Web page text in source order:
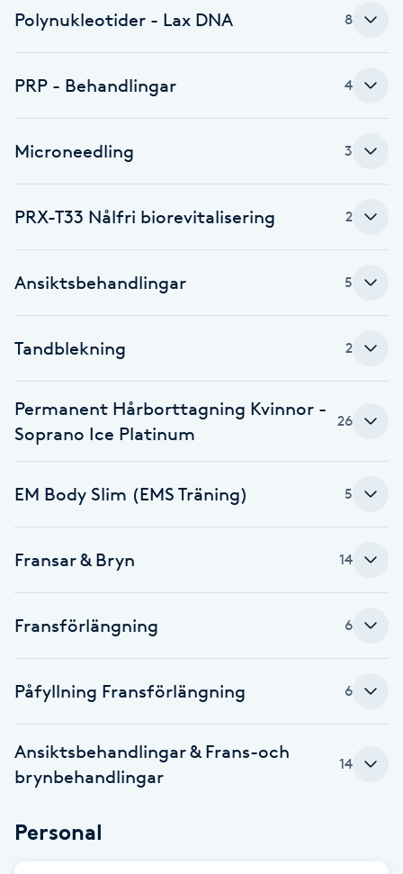
Ny frisyr
Olaplex
Ombre
Ombre naglar
Optiker
Ortopedi
Osteopati
Paraffinbehandling
Pensionärklippning
Permanent hårborttagning
Polynukleotider - Lax DNA 8
PRP - Behandlingar 4
Microneedling 3
PRX-T33 Nålfri biorevitalisering 2
Ansiktsbehandlingar 5
Tandblekning 2
Permanent Hårborttagning Kvinnor -
Soprano Ice Platinum
26
EM Body Slim (EMS Träning) 5
Fransar & Bryn 14
Fransförlängning 6
Påfyllning Fransförlängning 6
Ansiktsbehandlingar & Frans-och
brynbehandlingar
14
Personal